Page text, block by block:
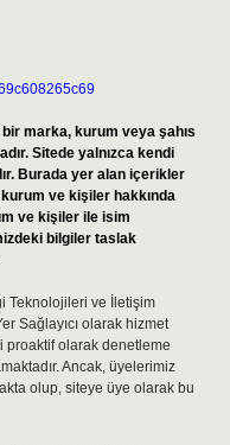
marka, kurum veya şahıs
Sitede yalnızca kendi
Burada yer alan içerikler
ve kişiler hakkında
ve kişiler ile isim
bilgiler taslak
Teknolojileri ve İletişim
Sağlayıcı olarak hizmet
proaktif olarak denetleme
Ancak, üyelerimiz
olup, siteye üye olarak bu